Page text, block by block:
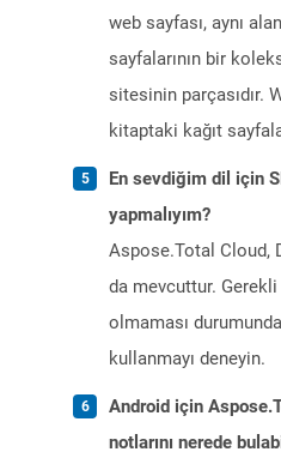
web sayfası, aynı
sayfalarının bir
sitesinin parçasıdır.
kitaptaki kağıt
En sevdiğim dil için
yapmalıyım?
Aspose.Total Cloud,
da mevcuttur. Gerekli
olmaması
kullanmayı deneyin.
Android için
notlarını nerede